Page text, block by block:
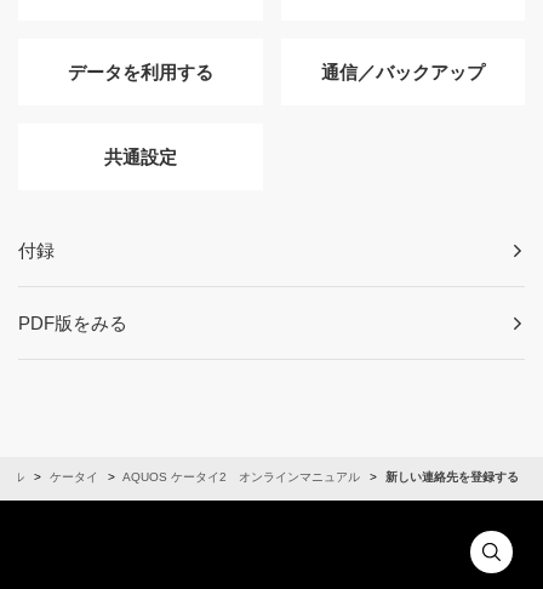
データを利用する 通信／バックアップ
共通設定
付録
PDF版をみる
ル ケータイ AQUOS ケータイ2 オンラインマニュアル 新しい連絡先を登録する